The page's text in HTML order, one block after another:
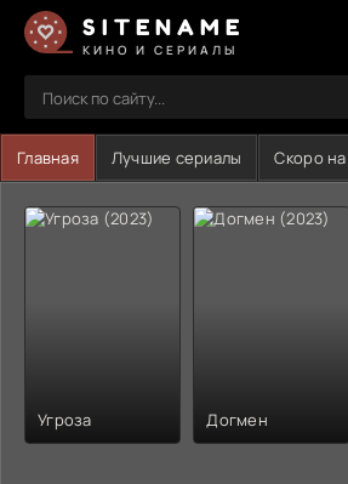
SITENAME
КИНО И СЕРИАЛЫ
Главная Лучшие сериалы Скоро на
Угроза Догмен